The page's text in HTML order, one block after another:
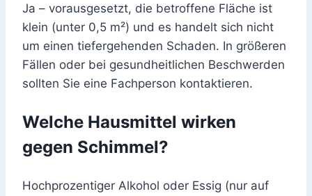
Ja – vorausgesetzt, die betroffene Fläche ist
klein (unter 0,5 m²) und es handelt sich nicht
um einen tiefergehenden Schaden. In größeren
Fällen oder bei gesundheitlichen Beschwerden
sollten Sie eine Fachperson kontaktieren.
Welche Hausmittel wirken
gegen Schimmel?
Hochprozentiger Alkohol oder Essig (nur auf